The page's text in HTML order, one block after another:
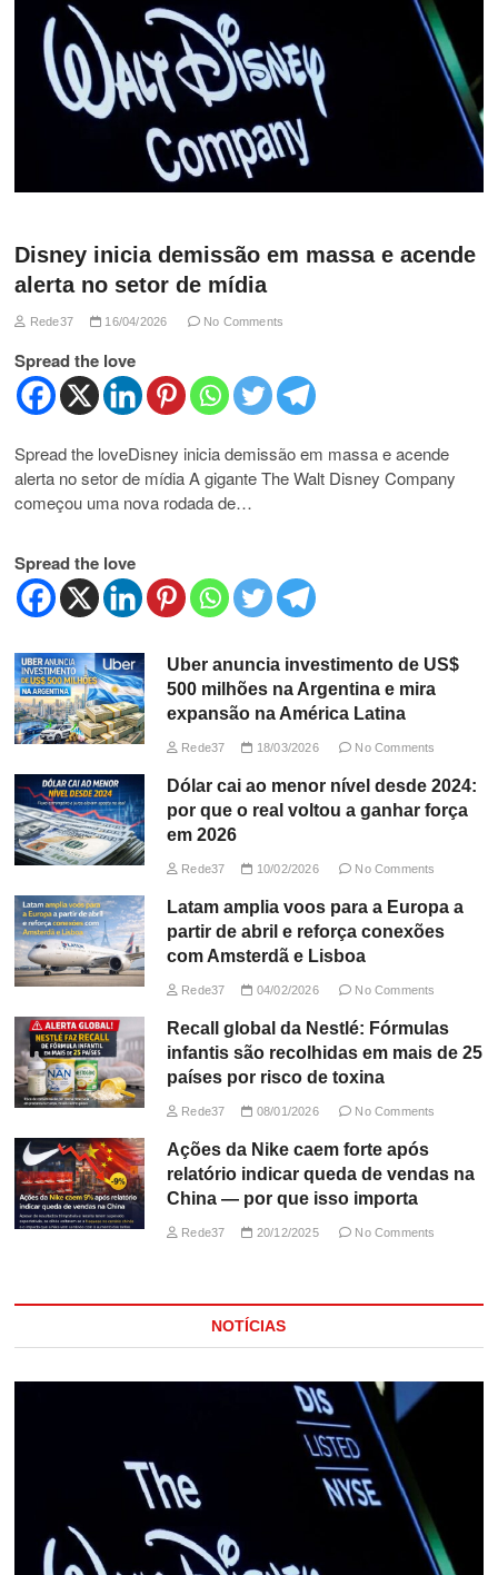
Disney inicia demissão em massa e acende
alerta no setor de mídia
Rede37 16/04/2026 No Comments
Spread the love
Spread the loveDisney inicia demissão em massa e acende
alerta no setor de mídia A gigante The Walt Disney Company
começou uma nova rodada de…
Spread the love
Uber anuncia investimento de US$
500 milhões na Argentina e mira
expansão na América Latina
Rede37 18/03/2026 No Comments
Dólar cai ao menor nível desde 2024:
por que o real voltou a ganhar força
em 2026
Rede37 10/02/2026 No Comments
Latam amplia voos para a Europa a
partir de abril e reforça conexões
com Amsterdã e Lisboa
Rede37 04/02/2026 No Comments
Recall global da Nestlé: Fórmulas
infantis são recolhidas em mais de 25
países por risco de toxina
Rede37 08/01/2026 No Comments
Ações da Nike caem forte após
relatório indicar queda de vendas na
China — por que isso importa
Rede37 20/12/2025 No Comments
NOTÍCIAS